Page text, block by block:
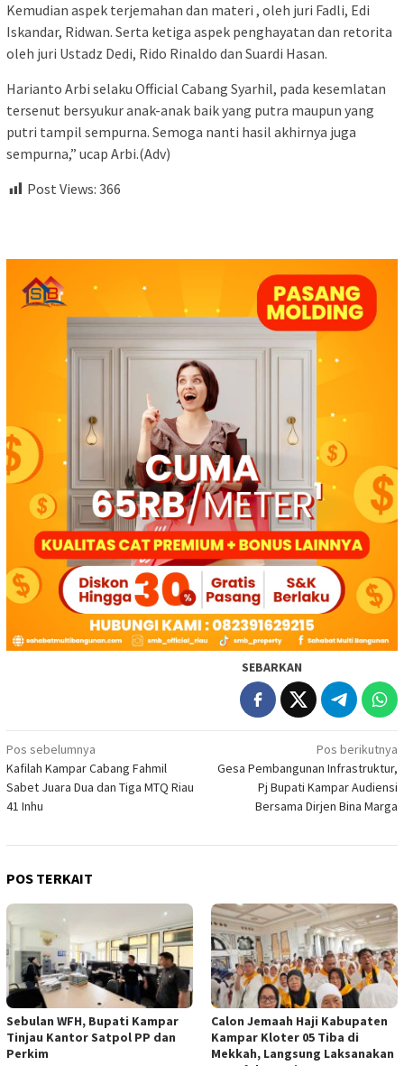
Kemudian aspek terjemahan dan materi , oleh juri Fadli, Edi
Iskandar, Ridwan. Serta ketiga aspek penghayatan dan retorita
oleh juri Ustadz Dedi, Rido Rinaldo dan Suardi Hasan.
Harianto Arbi selaku Official Cabang Syarhil, pada kesemlatan
tersenut bersyukur anak-anak baik yang putra maupun yang
putri tampil sempurna. Semoga nanti hasil akhirnya juga
sempurna,” ucap Arbi.(Adv)
Post Views: 366
SEBARKAN
Navigasi
pos
Pos sebelumnya
Kafilah Kampar Cabang Fahmil
Sabet Juara Dua dan Tiga MTQ Riau
41 Inhu
Pos berikutnya
Gesa Pembangunan Infrastruktur,
Pj Bupati Kampar Audiensi
Bersama Dirjen Bina Marga
POS TERKAIT
Sebulan WFH, Bupati Kampar
Tinjau Kantor Satpol PP dan
Perkim
Calon Jemaah Haji Kabupaten
Kampar Kloter 05 Tiba di
Mekkah, Langsung Laksanakan